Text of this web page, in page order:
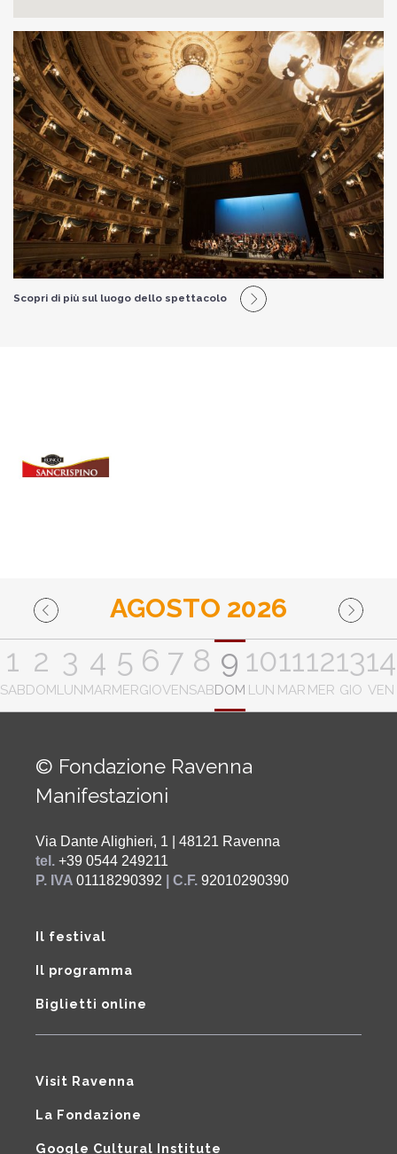
Scopri di più sul luogo dello spettacolo
AGOSTO 2026
1
SAB
2
DOM
3
LUN
4
MAR
5
MER
6
GIO
7
VEN
8
SAB
9
DOM
10
LUN
11
MAR
12
MER
13
GIO
14
VEN
© Fondazione Ravenna
Manifestazioni
Via Dante Alighieri, 1 | 48121 Ravenna
tel. +39 0544 249211
P. IVA 01118290392 | C.F. 92010290390
Il festival
Il programma
Biglietti online
Visit Ravenna
La Fondazione
Google Cultural Institute